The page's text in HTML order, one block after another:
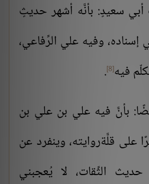
سعيدٍ: بأنَّه أشهر حديثٍ
وفيه علي الرِّفاعي،
فيه[8]
.
بأنَّ فيه علي بن علي بن
على قلَّةروايته، وينفرد عن
حديث الثِّقات، لا يُعجبني